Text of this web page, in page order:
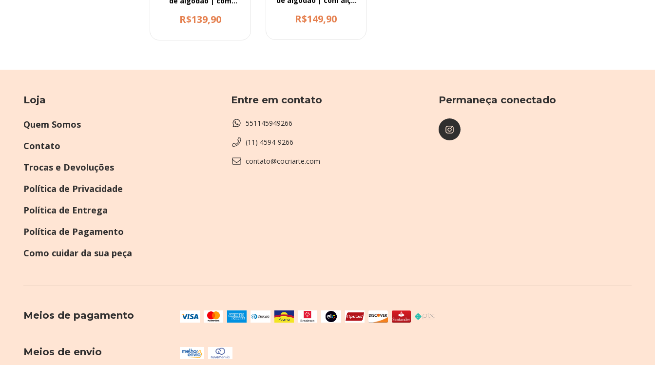
R$139,90 R$149,90
Loja
Quem Somos
Contato
Trocas e Devoluções
Política de Privacidade
Política de Entrega
Política de Pagamento
Como cuidar da sua peça
Entre em contato
551145949266
(11) 4594-9266
contato@cocriarte.com
Permaneça conectado
Meios de pagamento
Meios de envio